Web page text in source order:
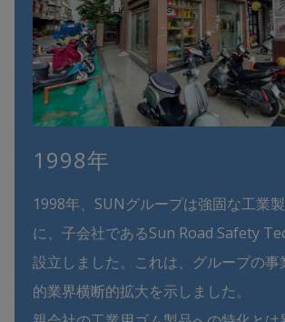
1998年
1998年、SUNグループは強固な工業
に、子会社であるSun Road Safety
設立しました。これは、グループの事
的業界横断的拡大を示しました。